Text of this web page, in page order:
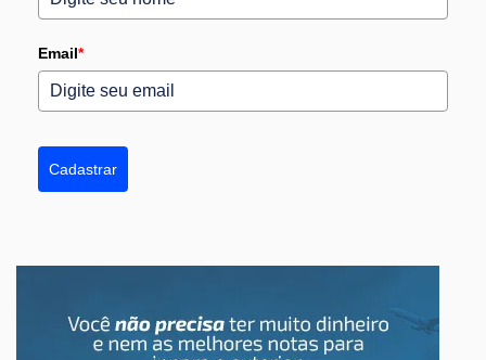
Email*
Cadastrar